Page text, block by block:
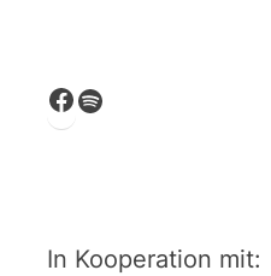
Facebook
Spotify
In Kooperation mit: